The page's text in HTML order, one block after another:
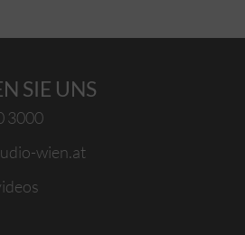
SIE UNS
3000
wien.at